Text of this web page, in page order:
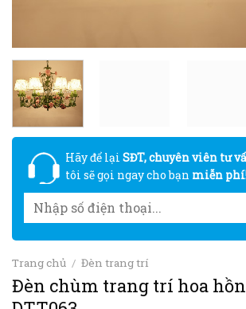
Hãy để lại SĐT, chuyên viên tư
tôi sẽ gọi ngay cho bạn miễn
Trang chủ / Đèn trang trí
Đèn chùm trang trí hoa